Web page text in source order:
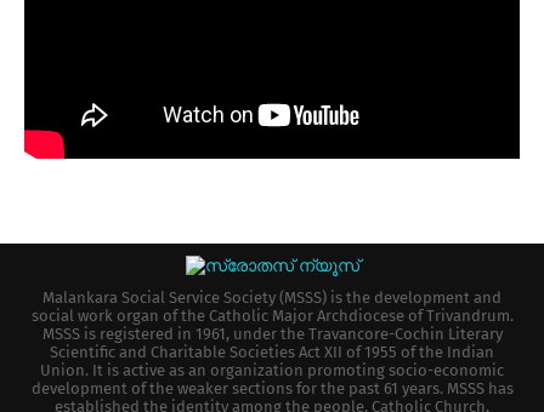
Malankara Social Service Society (MSSS) is the development and
social work organ of the Catholic Major Archdiocese of Trivandrum.
MSSS is registered in 1961, under the Travancore-Cochin Literary
Scientific and Charitable Societies Act XII of 1955 of the Indian
Union. It is active as an organization promoting socio-economic
development of the weaker sections for the past 61 years. MSSS has
established the identity among the people, Catholic Church,